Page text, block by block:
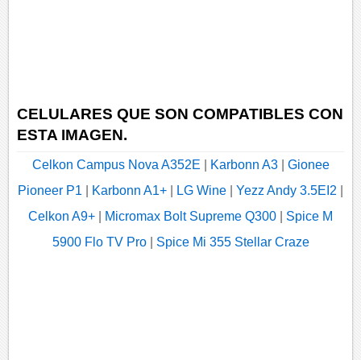
CELULARES QUE SON COMPATIBLES CON
ESTA IMAGEN.
Celkon Campus Nova A352E Karbonn A3| Gionee
Pioneer P1
Karbonn A1+ LG Wine Yezz Andy 3.5EI2
Celkon A9+
Micromax Bolt Supreme Q300
Spice M
5900 Flo TV Pro| Spice Mi 355 Stellar Craze